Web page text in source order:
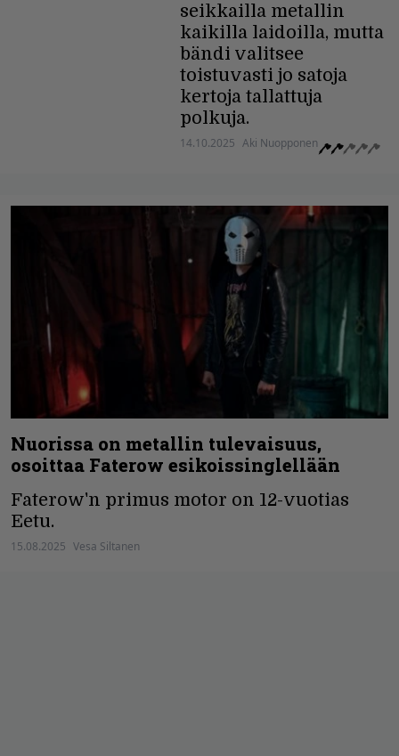
seikkailla metallin
kaikilla laidoilla, mutta
bändi valitsee
toistuvasti jo satoja
kertoja tallattuja
polkuja.
14.10.2025 Aki Nuopponen
Nuorissa on metallin tulevaisuus,
osoittaa Faterow esikoissinglellään
Faterow'n primus motor on 12-vuotias
Eetu.
15.08.2025 Vesa Siltanen